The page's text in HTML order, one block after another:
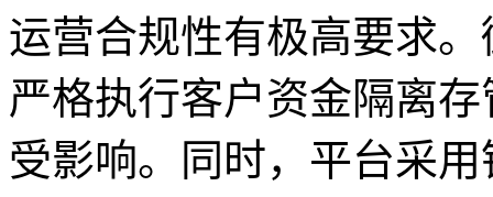
运营合规性有极高要求
严格执行客户资金隔离
受影响。同时，平台采